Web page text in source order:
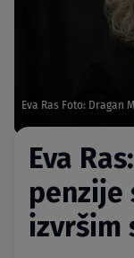
Eva Ras Foto: Dragan
Eva
penzije
izvršim